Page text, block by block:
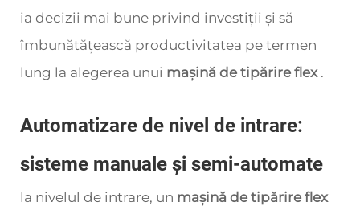
ia decizii mai bune privind investiții și să
îmbunătățească productivitatea pe termen
lung la alegerea unui mașină de tipărire flex .
Automatizare de nivel de intrare:
sisteme manuale și semi-automate
la nivelul de intrare, un mașină de tipărire flex